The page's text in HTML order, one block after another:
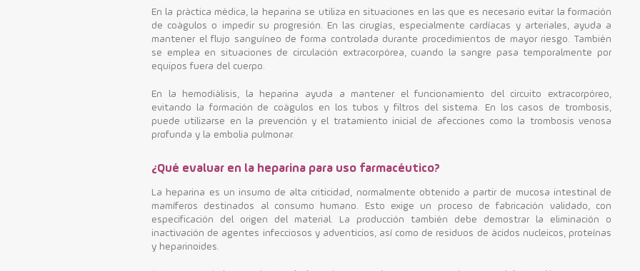
En la práctica médica, la heparina se utiliza en situaciones en las que es necesario evitar la formación
de coágulos o impedir su progresión. En las cirugías, especialmente cardíacas y arteriales, ayuda a
mantener el flujo sanguíneo de forma controlada durante procedimientos de mayor riesgo. También
se emplea en situaciones de circulación extracorpórea, cuando la sangre pasa temporalmente por
equipos fuera del cuerpo.
En la hemodiálisis, la heparina ayuda a mantener el funcionamiento del circuito extracorpóreo,
evitando la formación de coágulos en los tubos y filtros del sistema. En los casos de trombosis,
puede utilizarse en la prevención y el tratamiento inicial de afecciones como la trombosis venosa
profunda y la embolia pulmonar.
¿Qué evaluar en la heparina para uso farmacéutico?
La heparina es un insumo de alta criticidad, normalmente obtenido a partir de mucosa intestinal de
mamíferos destinados al consumo humano. Esto exige un proceso de fabricación validado, con
especificación del origen del material. La producción también debe demostrar la eliminación o
inactivación de agentes infecciosos y adventicios, así como de residuos de ácidos nucleicos, proteínas
y heparinoides.